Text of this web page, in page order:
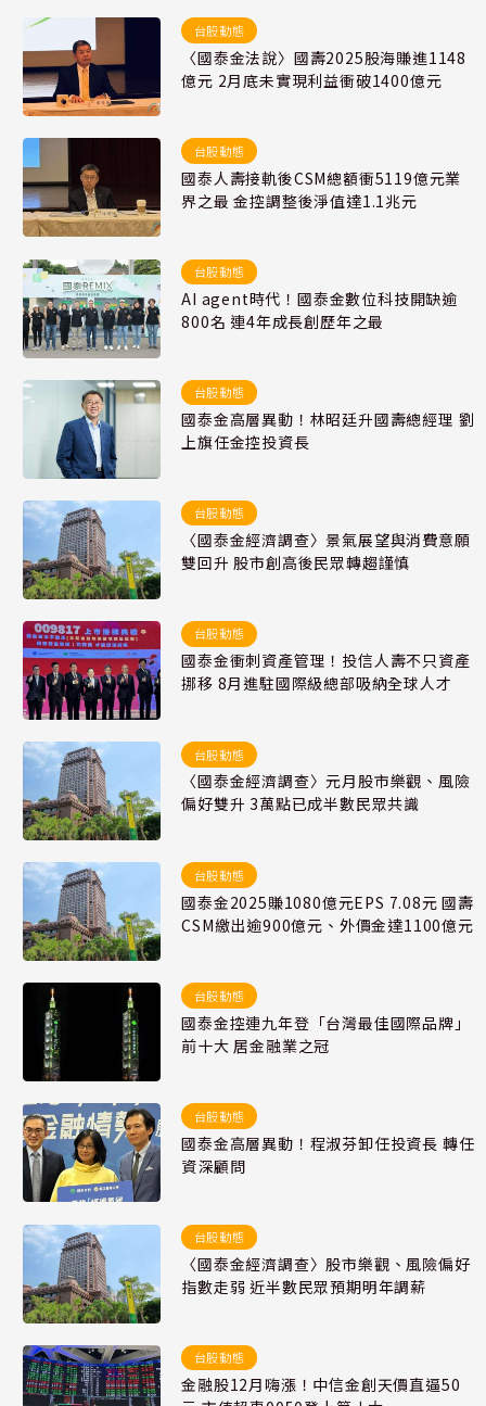
台股動態
〈國泰金法說〉國壽2025股海賺進1148
億元 2月底未實現利益衝破1400億元
台股動態
國泰人壽接軌後CSM總額衝5119億元業
界之最 金控調整後淨值達1.1兆元
台股動態
AI agent時代！國泰金數位科技開缺逾
800名 連4年成長創歷年之最
台股動態
國泰金高層異動！林昭廷升國壽總經理 劉
上旗任金控投資長
台股動態
〈國泰金經濟調查〉景氣展望與消費意願
雙回升 股市創高後民眾轉趨謹慎
台股動態
國泰金衝刺資產管理！投信人壽不只資產
挪移 8月進駐國際級總部吸納全球人才
台股動態
〈國泰金經濟調查〉元月股市樂觀、風險
偏好雙升 3萬點已成半數民眾共識
台股動態
國泰金2025賺1080億元EPS 7.08元 國壽
CSM繳出逾900億元、外價金達1100億元
台股動態
國泰金控連九年登「台灣最佳國際品牌」
前十大 居金融業之冠
台股動態
國泰金高層異動！程淑芬卸任投資長 轉任
資深顧問
台股動態
〈國泰金經濟調查〉股市樂觀、風險偏好
指數走弱 近半數民眾預期明年調薪
台股動態
金融股12月嗨漲！中信金創天價直逼50